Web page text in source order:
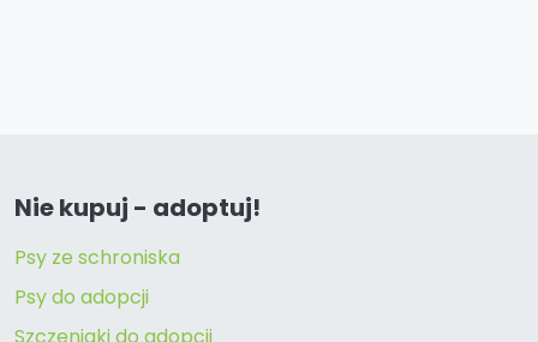
Nie kupuj - adoptuj!
Psy ze schroniska
Psy do adopcji
Szczeniaki do adopcji